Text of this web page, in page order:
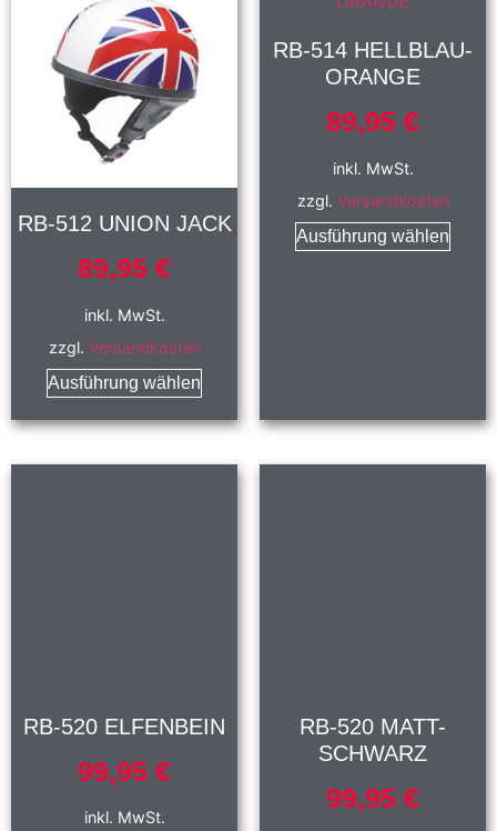
RB-512 UNION JACK
89,95 €
inkl. MwSt.
zzgl. Versandkosten
Ausführung wählen
RB-514 HELLBLAU-
ORANGE
89,95 €
inkl. MwSt.
zzgl. Versandkosten
Ausführung wählen
RB-520 ELFENBEIN
99,95 €
inkl. MwSt.
RB-520 MATT-
SCHWARZ
99,95 €